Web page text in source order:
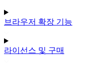
브라우저 확장 기능
라이선스 및 구매